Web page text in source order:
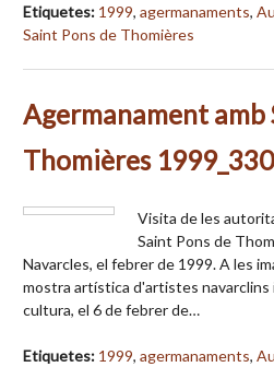
Etiquetes: 1999, agermanaments,
Saint Pons de Thomières
Agermanament amb
Thomières
Visita de les
Saint Pons de
Navarcles, el febrer de 1999. A les
mostra artística d'artistes navarclins
cultura, el 6 de febrer de…
Etiquetes: 1999, agermanaments,